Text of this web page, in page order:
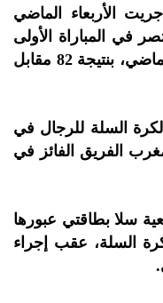
الأربعاء الماضي
76، بينما انتصر في المباراة الأولى
التي أقيمت بالرباط في 30 يونيو الماضي، بنتيجة 82 مقابل
لكرة السلة للرجال في
الفريق الفائز في
سلا بطاقتي عبورها
السلة، عقب إجراء